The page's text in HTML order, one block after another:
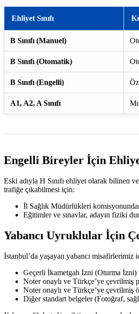
Ehliyet Sınıfı
B Sınıfı (Manuel)
B Sınıfı (Otomatik)
B Sınıfı (Engelli)
A1, A2, A Sınıfı
Engelli Bireyler İçin
Eski adıyla H Sınıfı ehliyet olarak bilinen
trafiğe çıkabilmesi için:
İl Sağlık Müdürlükleri
Eğitimler ve sınavlar, adayın fiziki
Yabancı Uyruklular İçin
İstanbul’da yaşayan yabancı
Geçerli İkametgah İzni (Oturma İzni)
Noter onaylı ve Türkçe’ye çevrilmiş
Noter onaylı ve Türkçe’ye çevrilmiş
Diğer standart belgeler (Fotoğraf,